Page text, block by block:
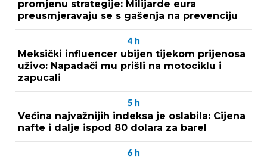
promjenu strategije: Milijarde eura
preusmjeravaju se s gašenja na prevenciju
4 h
Meksički influencer ubijen tijekom prijenosa
uživo: Napadači mu prišli na motociklu i
zapucali
5 h
Većina najvažnijih indeksa je oslabila: Cijena
nafte i dalje ispod 80 dolara za barel
6 h